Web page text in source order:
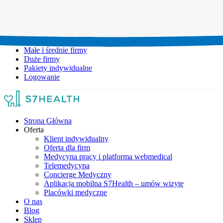
Małe i średnie firmy
Duże firmy
Pakiety indywidualne
Logowanie
Strona Główna
Oferta
Klient indywidualny
Oferta dla firm
Medycyna pracy i platforma webmedical
Telemedycyna
Concierge Medyczny
Aplikacja mobilna S7Health – umów wizytę
Placówki medyczne
O nas
Blog
Sklep